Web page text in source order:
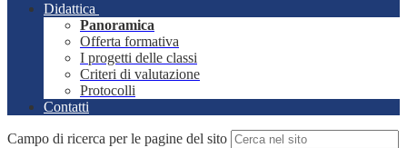
Didattica
Panoramica
Offerta formativa
I progetti delle classi
Criteri di valutazione
Protocolli
Contatti
Campo di ricerca per le pagine del sito